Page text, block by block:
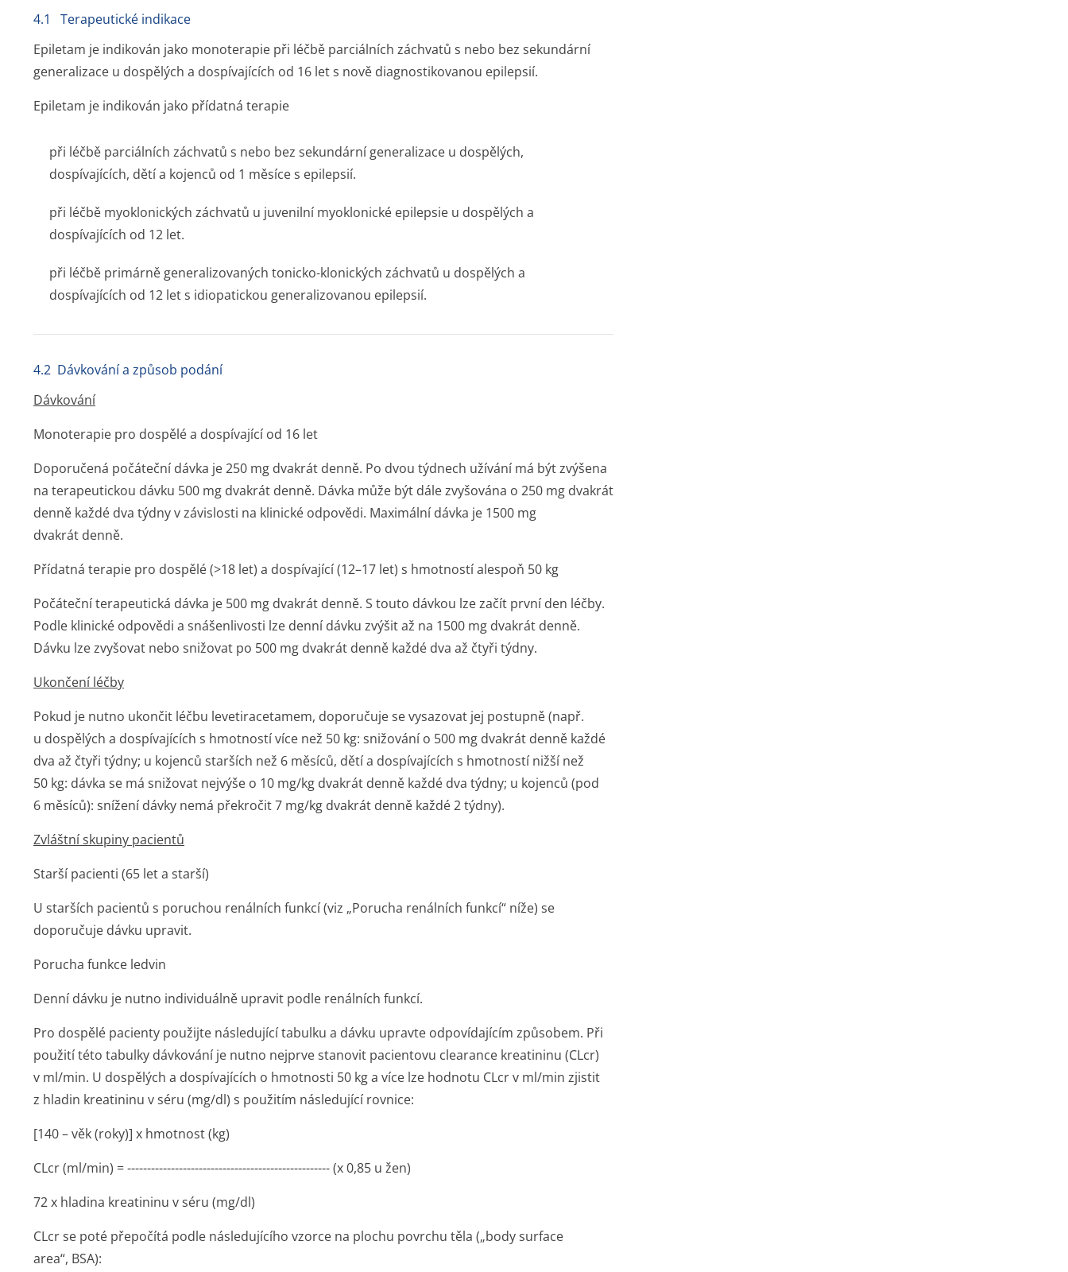
4.1 Terapeutické indikace
Epiletam je indikován jako monoterapie při léčbě parciálních záchvatů s nebo bez sekundární
generalizace u dospělých a dospívajících od 16 let s nově diagnostikovanou epilepsií.
Epiletam je indikován jako přídatná terapie
při léčbě parciálních záchvatů s nebo bez sekundární generalizace u dospělých,
dospívajících, dětí a kojenců od 1 měsíce s epilepsií.
při léčbě myoklonických záchvatů u juvenilní myoklonické epilepsie u dospělých a
dospívajících od 12 let.
při léčbě primárně generalizovaných tonicko-klonických záchvatů u dospělých a
dospívajících od 12 let s idiopatickou generalizovanou epilepsií.
4.2 Dávkování a způsob podání
Dávkování
Monoterapie pro dospělé a dospívající od 16 let
Doporučená počáteční dávka je 250 mg dvakrát denně. Po dvou týdnech užívání má být zvýšena
na terapeutickou dávku 500 mg dvakrát denně. Dávka může být dále zvyšována o 250 mg dvakrát
denně každé dva týdny v závislosti na klinické odpovědi. Maximální dávka je 1500 mg
dvakrát denně.
Přídatná terapie pro dospělé (>18 let) a dospívající (12–17 let) s hmotností alespoň 50 kg
Počáteční terapeutická dávka je 500 mg dvakrát denně. S touto dávkou lze začít první den léčby.
Podle klinické odpovědi a snášenlivosti lze denní dávku zvýšit až na 1500 mg dvakrát denně.
Dávku lze zvyšovat nebo snižovat po 500 mg dvakrát denně každé dva až čtyři týdny.
Ukončení léčby
Pokud je nutno ukončit léčbu levetiracetamem, doporučuje se vysazovat jej postupně (např.
u dospělých a dospívajících s hmotností více než 50 kg: snižování o 500 mg dvakrát denně každé
dva až čtyři týdny; u kojenců starších než 6 měsíců, dětí a dospívajících s hmotností nižší než
50 kg: dávka se má snižovat nejvýše o 10 mg/kg dvakrát denně každé dva týdny; u kojenců (pod
6 měsíců): snížení dávky nemá překročit 7 mg/kg dvakrát denně každé 2 týdny).
Zvláštní skupiny pacientů
Starší pacienti (65 let a starší)
U starších pacientů s poruchou renálních funkcí (viz „Porucha renálních funkcí“ níže) se
doporučuje dávku upravit.
Porucha funkce ledvin
Denní dávku je nutno individuálně upravit podle renálních funkcí.
Pro dospělé pacienty použijte následující tabulku a dávku upravte odpovídajícím způsobem. Při
použití této tabulky dávkování je nutno nejprve stanovit pacientovu clearance kreatininu (CLcr)
v ml/min. U dospělých a dospívajících o hmotnosti 50 kg a více lze hodnotu CLcr v ml/min zjistit
z hladin kreatininu v séru (mg/dl) s použitím následující rovnice:
[140 – věk (roky)] x hmotnost (kg)
CLcr (ml/min) = --------------------------------------------------- (x 0,85 u žen)
72 x hladina kreatininu v séru (mg/dl)
CLcr se poté přepočítá podle následujícího vzorce na plochu povrchu těla („body surface
area“, BSA):